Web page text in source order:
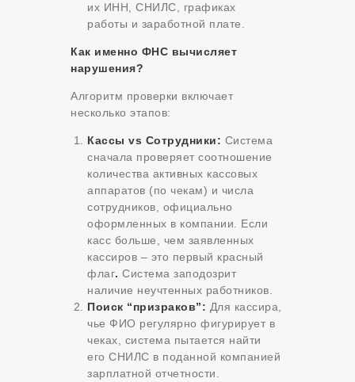
их ИНН, СНИЛС, графиках
работы и заработной плате.
Как именно ФНС вычисляет
нарушения?
Алгоритм проверки включает
несколько этапов:
Кассы vs Сотрудники: Система
сначала проверяет соотношение
количества активных кассовых
аппаратов (по чекам) и числа
сотрудников, официально
оформленных в компании. Если
касс больше, чем заявленных
кассиров – это первый красный
флаг. Система заподозрит
наличие неучтенных работников.
Поиск “призраков”: Для кассира,
чье ФИО регулярно фигурирует в
чеках, система пытается найти
его СНИЛС в поданной компанией
зарплатной отчетности.